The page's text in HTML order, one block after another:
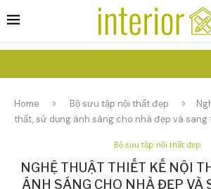
Home Bộ sưu tập nội thất đẹp
thất, sử dụng ánh sáng cho nhà đẹp và sang
Bộ sưu tập nội thất đẹp
NGHỆ THUẬT THIẾT KẾ NỘI
ÁNH SÁNG CHO NHÀ ĐẸP VÀ